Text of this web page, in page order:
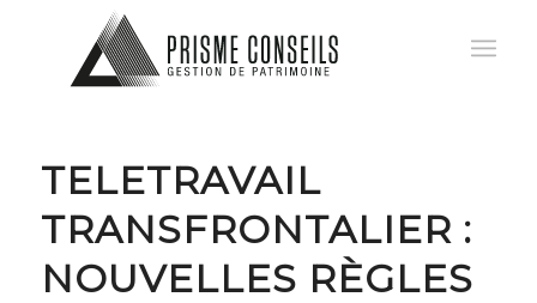
TELETRAVAIL
TRANSFRONTALIER :
NOUVELLES RÈGLES